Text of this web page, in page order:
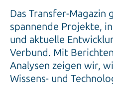
Das Transfer-Magazin
spannende Projekte,
und aktuelle
Verbund. Mit
Analysen zeigen wir,
Wissens- und